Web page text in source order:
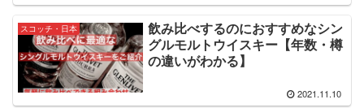
スコッチ・日本
飲み比べするのにおすすめなシン
グルモルトウイスキー【年数・樽
の違いがわかる】
2021.11.10